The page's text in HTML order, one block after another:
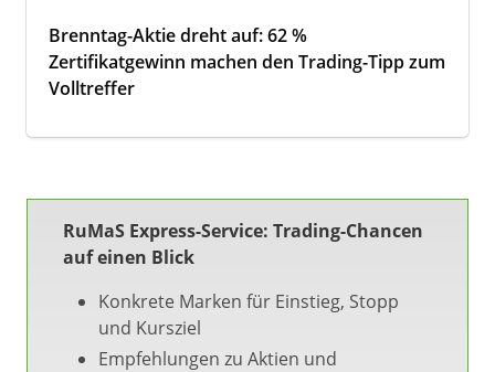
Brenntag-Aktie dreht auf: 62 %
Zertifikatgewinn machen den Trading-Tipp zum
Volltreffer
RuMaS Express-Service: Trading-Chancen
auf einen Blick
Konkrete Marken für Einstieg, Stopp
und Kursziel
Empfehlungen zu Aktien und